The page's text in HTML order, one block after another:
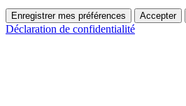
Enregistrer mes préférences Accepter
Déclaration de confidentialité